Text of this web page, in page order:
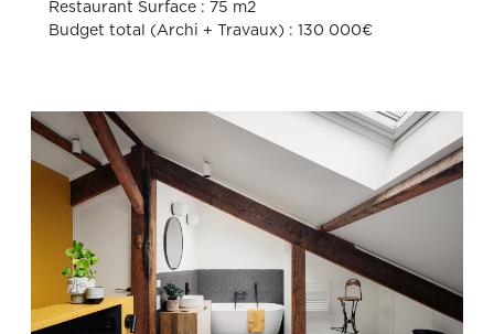
Restaurant Surface : 75 m2
Budget total (Archi + Travaux) : 130 000€